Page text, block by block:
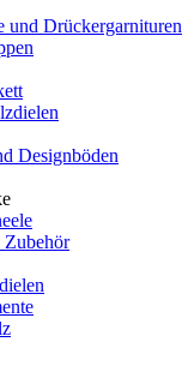
und Drückergarnituren
Designböden